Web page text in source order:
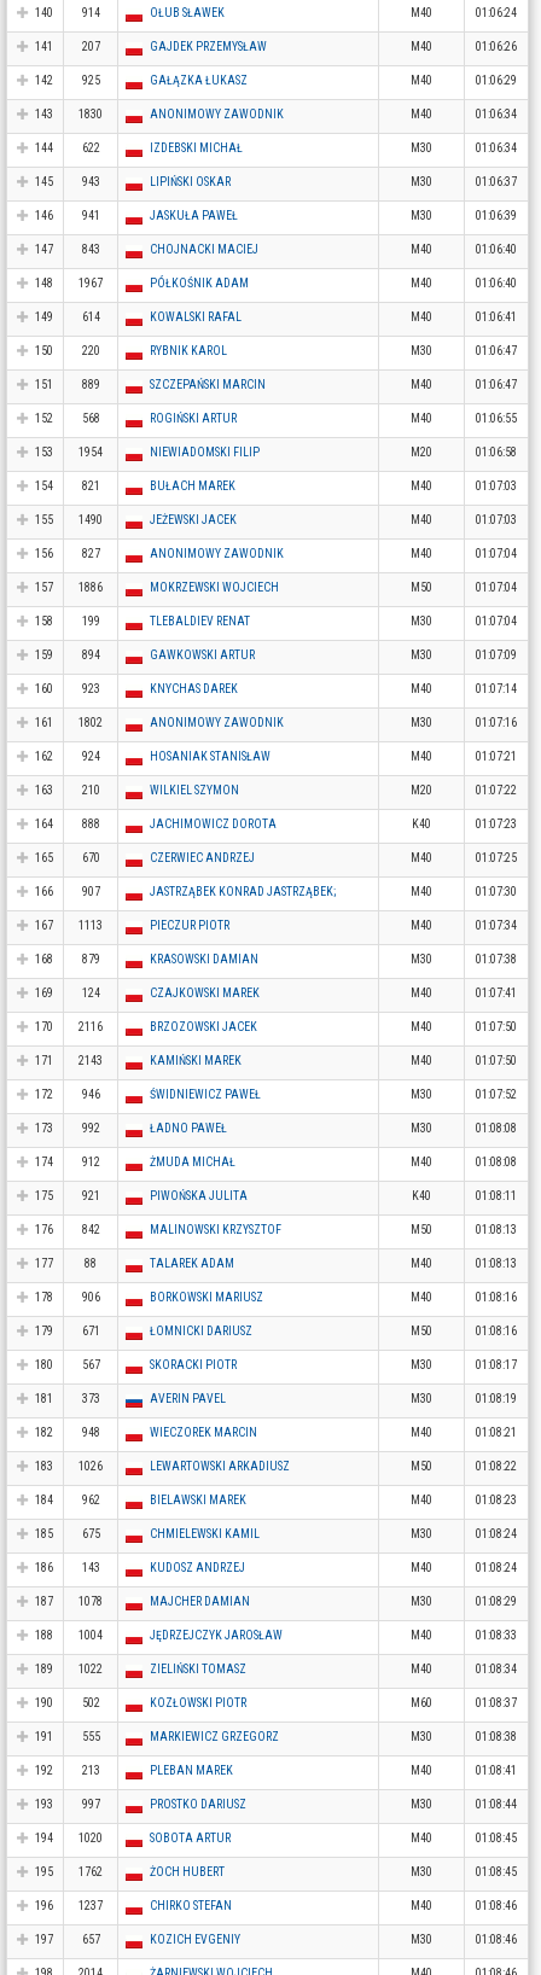
140 914 OŁUB SŁAWEK M40 01:06:24
141 207 GAJDEK PRZEMYSŁAW M40 01:06:26
142 925 GAŁĄZKA ŁUKASZ M40 01:06:29
143 1830 ANONIMOWY ZAWODNIK M40 01:06:34
144 622 IZDEBSKI MICHAŁ M30 01:06:34
145 943 LIPIŃSKI OSKAR M30 01:06:37
146 941 JASKUŁA PAWEŁ M30 01:06:39
147 843 CHOJNACKI MACIEJ M40 01:06:40
148 1967 PÓŁKOŚNIK ADAM M40 01:06:40
149 614 KOWALSKI RAFAL M40 01:06:41
150 220 RYBNIK KAROL M30 01:06:47
151 889 SZCZEPAŃSKI MARCIN M40 01:06:47
152 568 ROGIŃSKI ARTUR M40 01:06:55
153 1954 NIEWIADOMSKI FILIP M20 01:06:58
154 821 BUŁACH MAREK M40 01:07:03
155 1490 JEŻEWSKI JACEK M40 01:07:03
156 827 ANONIMOWY ZAWODNIK M40 01:07:04
157 1886 MOKRZEWSKI WOJCIECH M50 01:07:04
158 199 TLEBALDIEV RENAT M30 01:07:04
159 894 GAWKOWSKI ARTUR M30 01:07:09
160 923 KNYCHAS DAREK M40 01:07:14
161 1802 ANONIMOWY ZAWODNIK M30 01:07:16
162 924 HOSANIAK STANISŁAW M40 01:07:21
163 210 WILKIEL SZYMON M20 01:07:22
164 888 JACHIMOWICZ DOROTA K40 01:07:23
165 670 CZERWIEC ANDRZEJ M40 01:07:25
166 907 JASTRZĄBEK KONRAD JASTRZĄBEK; M40 01:07:30
167 1113 PIECZUR PIOTR M40 01:07:34
168 879 KRASOWSKI DAMIAN M30 01:07:38
169 124 CZAJKOWSKI MAREK M40 01:07:41
170 2116 BRZOZOWSKI JACEK M40 01:07:50
171 2143 KAMIŃSKI MAREK M40 01:07:50
172 946 ŚWIDNIEWICZ PAWEŁ M30 01:07:52
173 992 ŁADNO PAWEŁ M30 01:08:08
174 912 ŻMUDA MICHAŁ M40 01:08:08
175 921 PIWOŃSKA JULITA K40 01:08:11
176 842 MALINOWSKI KRZYSZTOF M50 01:08:13
177 88 TALAREK ADAM M40 01:08:13
178 906 BORKOWSKI MARIUSZ M40 01:08:16
179 671 ŁOMNICKI DARIUSZ M50 01:08:16
180 567 SKORACKI PIOTR M30 01:08:17
181 373 AVERIN PAVEL M30 01:08:19
182 948 WIECZOREK MARCIN M40 01:08:21
183 1026 LEWARTOWSKI ARKADIUSZ M50 01:08:22
184 962 BIELAWSKI MAREK M40 01:08:23
185 675 CHMIELEWSKI KAMIL M30 01:08:24
186 143 KUDOSZ ANDRZEJ M40 01:08:24
187 1078 MAJCHER DAMIAN M30 01:08:29
188 1004 JĘDRZEJCZYK JAROSŁAW M40 01:08:33
189 1022 ZIELIŃSKI TOMASZ M40 01:08:34
190 502 KOZŁOWSKI PIOTR M60 01:08:37
191 555 MARKIEWICZ GRZEGORZ M30 01:08:38
192 213 PLEBAN MAREK M40 01:08:41
193 997 PROSTKO DARIUSZ M30 01:08:44
194 1020 SOBOTA ARTUR M40 01:08:45
195 1762 ŻOCH HUBERT M30 01:08:45
196 1237 CHIRKO STEFAN M40 01:08:46
197 657 KOZICH EVGENIY M30 01:08:46